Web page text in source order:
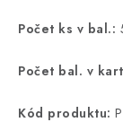
Počet ks v bal.:
Počet bal. v
Kód produktu: